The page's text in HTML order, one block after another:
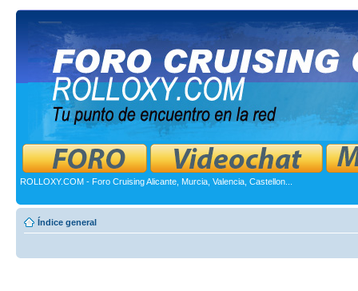
ROLLOXY.COM - Foro Cruising Alicante, Murcia, Valencia, Castellon...
Índice general